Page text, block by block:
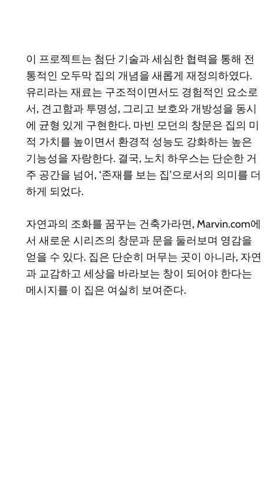
이 프로젝트는 첨단 기술과 세심한 협력을 통해 전
통적인 오두막 집의 개념을 새롭게 재정의하였다.
유리라는 재료는 구조적이면서도 경험적인 요소로
서, 견고함과 투명성, 그리고 보호와 개방성을 동시
에 균형 있게 구현한다. 마빈 모던의 창문은 집의 미
적 가치를 높이면서 환경적 성능도 강화하는 높은
기능성을 자랑한다. 결국, 노치 하우스는 단순한 거
주 공간을 넘어, ‘존재를 보는 집’으로서의 의미를 더
하게 되었다.
자연과의 조화를 꿈꾸는 건축가라면, Marvin.com에
서 새로운 시리즈의 창문과 문을 둘러보며 영감을
얻을 수 있다. 집은 단순히 머무는 곳이 아니라, 자연
과 교감하고 세상을 바라보는 창이 되어야 한다는
메시지를 이 집은 여실히 보여준다.